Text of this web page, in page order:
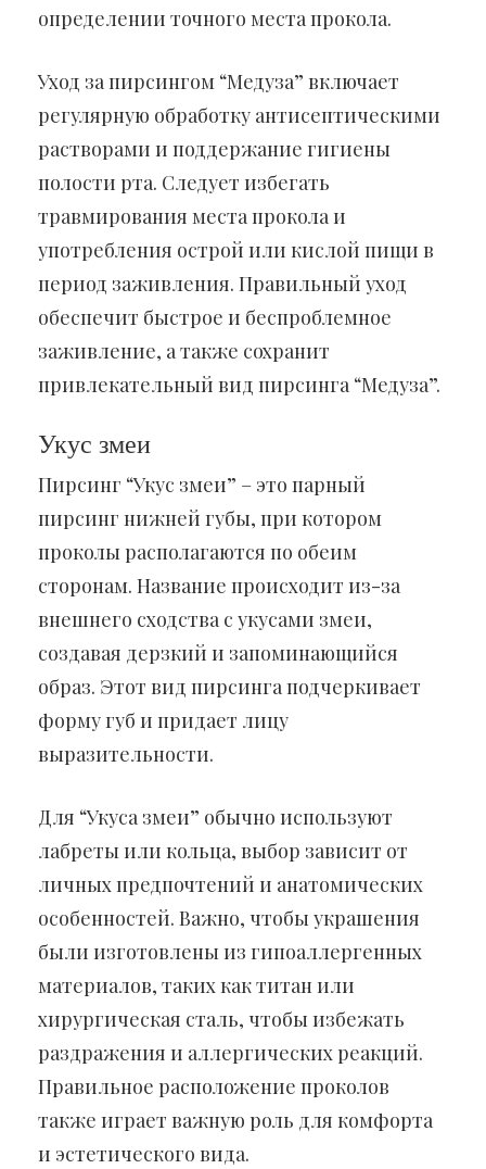
определении точного места прокола.
Уход за пирсингом “Медуза” включает
регулярную обработку антисептическими
растворами и поддержание гигиены
полости рта. Следует избегать
травмирования места прокола и
употребления острой или кислой пищи в
период заживления. Правильный уход
обеспечит быстрое и беспроблемное
заживление, а также сохранит
привлекательный вид пирсинга “Медуза”.
Укус змеи
Пирсинг “Укус змеи” – это парный
пирсинг нижней губы, при котором
проколы располагаются по обеим
сторонам. Название происходит из-за
внешнего сходства с укусами змеи,
создавая дерзкий и запоминающийся
образ. Этот вид пирсинга подчеркивает
форму губ и придает лицу
выразительности.
Для “Укуса змеи” обычно используют
лабреты или кольца, выбор зависит от
личных предпочтений и анатомических
особенностей. Важно, чтобы украшения
были изготовлены из гипоаллергенных
материалов, таких как титан или
хирургическая сталь, чтобы избежать
раздражения и аллергических реакций.
Правильное расположение проколов
также играет важную роль для комфорта
и эстетического вида.